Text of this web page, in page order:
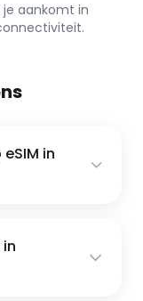
aankomt in
in